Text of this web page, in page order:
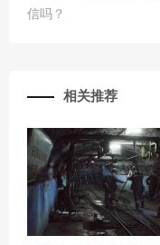
信吗？
相关推荐